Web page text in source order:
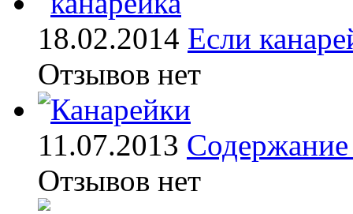
18.02.2014 Если
Отзывов нет
11.07.2013 Содержание
Отзывов нет